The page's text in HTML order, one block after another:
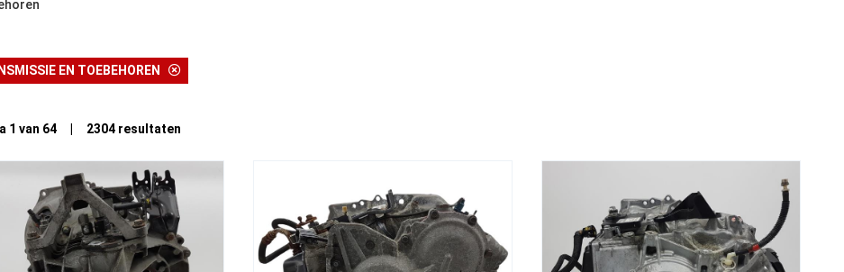
EN TOEBEHOREN
1 van 64 | 2304 resultaten